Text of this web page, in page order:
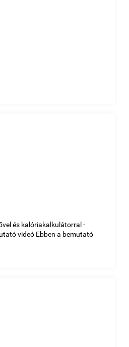
és kalóriakalkulátorral -
videó Ebben a bemutató